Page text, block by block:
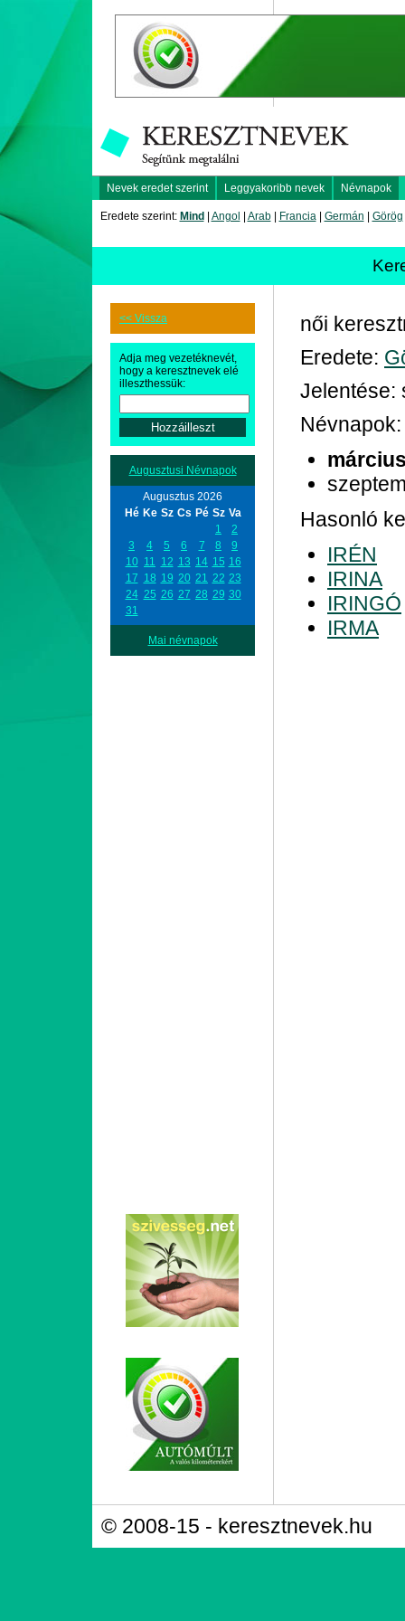
Nevek eredet szerint Leggyakoribb nevek Névnapok
Eredete szerint: Mind Angol Arab| Francia| Germán Görög
<< Vissza
Adja meg vezetéknevét,
hogy a keresztnevek elé
illeszthessük:
Augusztusi Névnapok
Augusztus 2026
Hé Ke Sz Cs Pé Sz Va
1
2
3
4 5 6 7 8
9
10 11 12 13 14 15 16
17 18 19 20 21 22 23
24 25 26 27 28 29 30
31
Mai névnapok
női
Eredete:
Jelentése:
Névnapok:
Hasonló
IRÉN
IRINA
IRINGÓ
IRMA
© 2008-15 - keresztnevek.hu